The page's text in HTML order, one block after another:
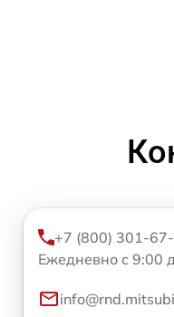
+7 (800) 301-
Ежедневно с 9:00